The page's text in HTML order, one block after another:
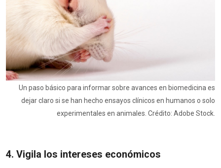
Un paso básico para informar sobre avances en biomedicina es
dejar claro si se han hecho ensayos clínicos en humanos o solo
experimentales en animales. Crédito: Adobe Stock.
4. Vigila los intereses económicos